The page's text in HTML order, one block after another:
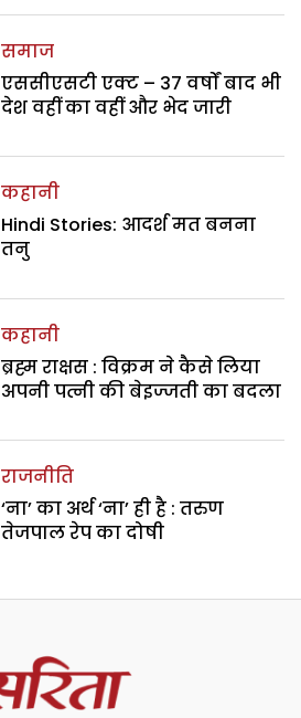
समाज
एससीएसटी एक्ट – 37 वर्षों बाद भी
देश वहीं का वहीं और भेद जारी
कहानी
Hindi Stories: आदर्श मत बनना
तनु
कहानी
ब्रह्म राक्षस : विक्रम ने कैसे लिया
अपनी पत्नी की बेइज्जती का बदला
राजनीति
‘ना’ का अर्थ ‘ना’ ही है : तरुण
तेजपाल रेप का दोषी